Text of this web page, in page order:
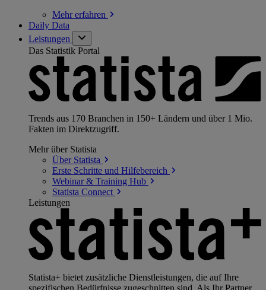
Mehrerfahren
Daily Data
Leistungen
Das Statistik Portal
Trends aus 170 Branchen in 150+ Ländern und über 1 Mio.
Fakten im Direktzugriff.
Mehr über Statista
Über Statista
Erste Schritte und Hilfebereich
Webinar & Training Hub
Statista Connect
Leistungen
Statista+ bietet zusätzliche Dienstleistungen, die auf Ihre
spezifischen Bedürfnisse zugeschnitten sind. Als Ihr Partner